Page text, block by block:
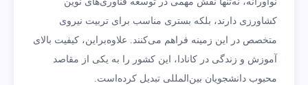
کشاورزی دارند، بلکه بستری مناسب برای تربیت نیروی
متخصص در این زمینه فراهم می‌کنند. علاوه‌براین، کیفیت بالای
آموزش و زندگی در کانادا، این کشور را به یکی از مقاصد
محبوب دانشجویان بین‌المللی تبدیل کرده‌است.